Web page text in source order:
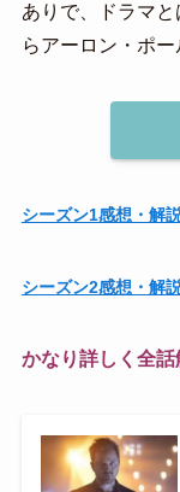
ありで、ドラマ
らアーロン・ポー
シーズン1感想・解
シーズン2感想・解
かなり詳しく全話